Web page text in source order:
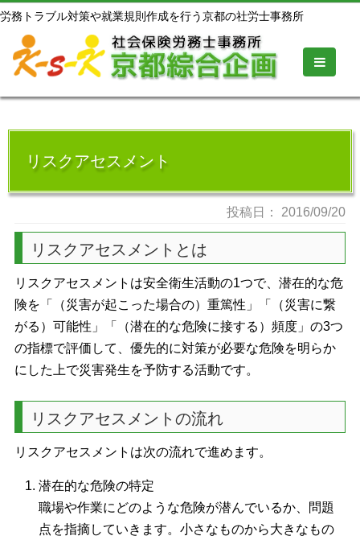
労務トラブル対策や就業規則作成を行う京都の社労士事務所
リスクアセスメント
投稿日： 2016/09/20
リスクアセスメントとは
リスクアセスメントは安全衛生活動の1つで、潜在的な危
険を「（災害が起こった場合の）重篤性」「（災害に繋
がる）可能性」「（潜在的な危険に接する）頻度」の3つ
の指標で評価して、優先的に対策が必要な危険を明らか
にした上で災害発生を予防する活動です。
リスクアセスメントの流れ
リスクアセスメントは次の流れで進めます。
潜在的な危険の特定
職場や作業にどのような危険が潜んでいるか、問題
点を指摘していきます。小さなものから大きなもの